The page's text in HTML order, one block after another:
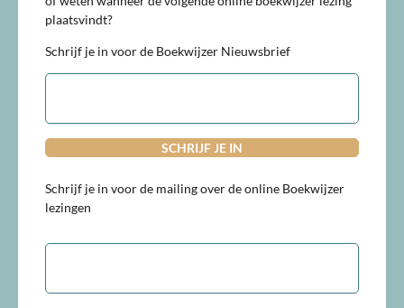
plaatsvindt?
Schrijf je in voor de Boekwijzer Nieuwsbrief
E-
Schrijf je in voor de mailing over de online Boekwijzer
lezingen
E-